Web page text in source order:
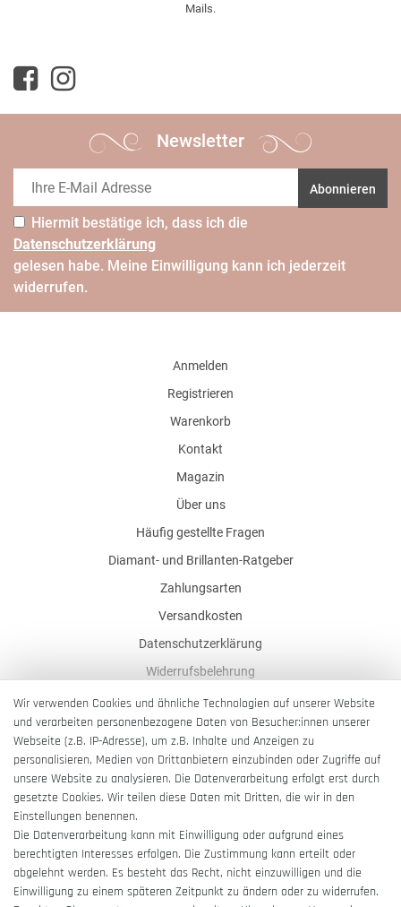
Mails.
Newsletter
Abonnieren
Hiermit bestätige ich, dass ich die
Daten­schutz­erklärung
gelesen habe. Meine Einwilligung kann ich jederzeit
widerrufen.
Anmelden
Registrieren
Warenkorb
Kontakt
Magazin
Über uns
Häufig gestellte Fragen
Diamant- und Brillanten-Ratgeber
Zahlungsarten
Versandkosten
Datenschutzerklärung
Widerrufsbelehrung
AGB
Impressum
Barrierefreiheitserklärung
Vertrag widerrufen
Wir verwenden Cookies und ähnliche Technologien auf unserer Website
und verarbeiten personenbezogene Daten von Besucher:innen unserer
Webseite (z.B. IP-Adresse), um z.B. Inhalte und Anzeigen zu
personalisieren, Medien von Drittanbietern einzubinden oder Zugriffe auf
unsere Website zu analysieren. Die Datenverarbeitung erfolgt erst durch
gesetzte Cookies. Wir teilen diese Daten mit Dritten, die wir in den
Einstellungen benennen.
Die Datenverarbeitung kann mit Einwilligung oder aufgrund eines
berechtigten Interesses erfolgen. Die Zustimmung kann erteilt oder
abgelehnt werden. Es besteht das Recht, nicht einzuwilligen und die
Einwilligung zu einem späteren Zeitpunkt zu ändern oder zu widerrufen.